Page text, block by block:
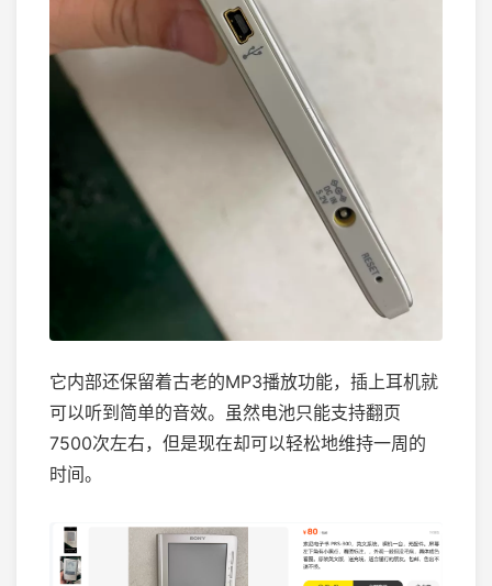
它内部还保留着古老的MP3播放功能，插上耳机就
可以听到简单的音效。虽然电池只能支持翻页
7500次左右，但是现在却可以轻松地维持一周的
时间。